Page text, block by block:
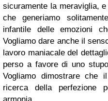
sicuramente la meraviglia,
che generiamo
infantile delle emozioni
Vogliamo dare anche il
lavoro maniacale del
perso a favore di uno
Vogliamo dimostrare che
ricerca della perfezione